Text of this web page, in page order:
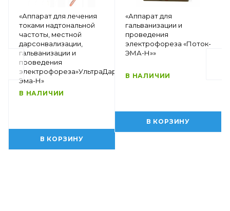
«Аппарат для лечения
токами надтональной
частоты, местной
дарсонвализации,
гальванизации и
проведения
электрофореза»УльтраДар-
Эма-Н»
В НАЛИЧИИ
В КОРЗИНУ
«Аппарат для
гальванизации и
проведения
электрофореза «Поток-
ЭМА-Н»»
В НАЛИЧИИ
В КОРЗИНУ